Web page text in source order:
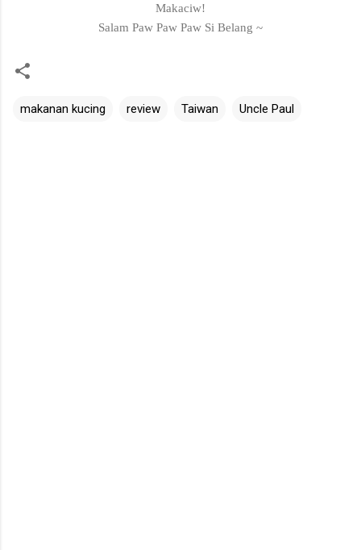
Makaciw!
Salam Paw Paw Paw Si Belang ~
makanan kucing review Taiwan Uncle Paul